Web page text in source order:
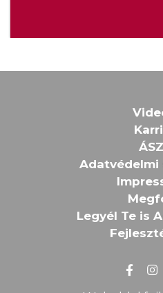
Adatvédelmi
Legyél Te is